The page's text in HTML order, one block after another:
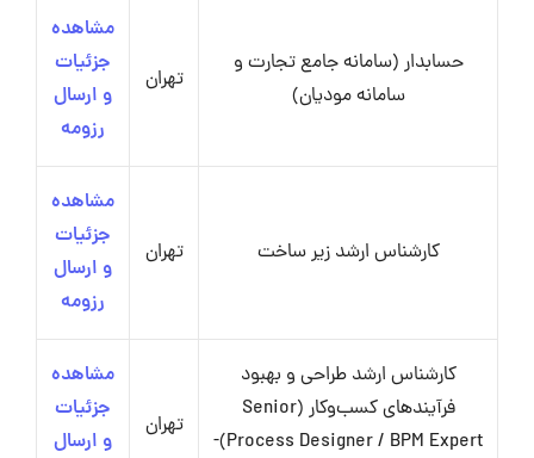
حسابدار (سامانه جامع تجارت و
سامانه مودیان)
تهران
مشاهده
جزئیات
و ارسال
رزومه
کارشناس ارشد زیر ساخت تهران
مشاهده
جزئیات
و ارسال
رزومه
کارشناس ارشد طراحی و بهبود
فرآیندهای کسب‌وکار (Senior
Process Designer / BPM Expert)-
تهران
مشاهده
جزئیات
و ارسال